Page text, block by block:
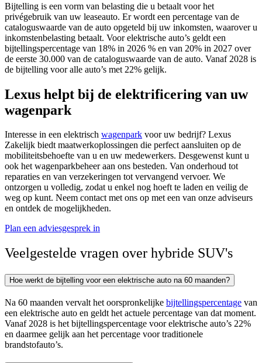
Bijtelling is een vorm van belasting die u betaalt voor het
privégebruik van uw leaseauto. Er wordt een percentage van de
cataloguswaarde van de auto opgeteld bij uw inkomsten, waarover u
inkomstenbelasting betaalt. Voor elektrische auto’s geldt een
bijtellingspercentage van 18% in 2026 % en van 20% in 2027 over
de eerste 30.000 van de cataloguswaarde van de auto. Vanaf 2028 is
de bijtelling voor alle auto’s met 22% gelijk.
Lexus helpt bij de elektrificering van uw
wagenpark
Interesse in een elektrisch wagenpark voor uw bedrijf? Lexus
Zakelijk biedt maatwerkoplossingen die perfect aansluiten op de
mobiliteitsbehoefte van u en uw medewerkers. Desgewenst kunt u
ook het wagenparkbeheer aan ons besteden. Van onderhoud tot
reparaties en van verzekeringen tot vervangend vervoer. We
ontzorgen u volledig, zodat u enkel nog hoeft te laden en veilig de
weg op kunt. Neem contact met ons op met een van onze adviseurs
en ontdek de mogelijkheden.
Plan een adviesgesprek in
Veelgestelde vragen over hybride SUV's
Hoe werkt de bijtelling voor een elektrische auto na 60 maanden?
Na 60 maanden vervalt het oorspronkelijke bijtellingspercentage van
een elektrische auto en geldt het actuele percentage van dat moment.
Vanaf 2028 is het bijtellingspercentage voor elektrische auto’s 22%
en daarmee gelijk aan het percentage voor traditionele
brandstofauto’s.